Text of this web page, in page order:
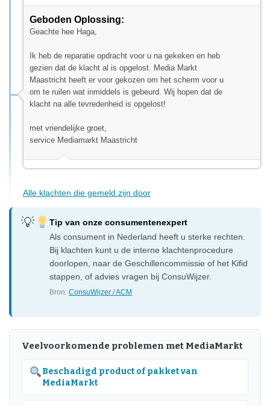
Geboden Oplossing:
Geachte hee Haga,
Ik heb de reparatie opdracht voor u na gekeken en heb
gezien dat de klacht al is opgelost. Media Markt
Maastricht heeft er voor gekozen om het scherm voor u
om te ruilen wat inmiddels is gebeurd. Wij hopen dat de
klacht na alle tevredenheid is opgelost!
met vriendelijke groet,
service Mediamarkt Maastricht
Alle klachten die gemeld zijn door
Tip van onze consumentenexpert
Als consument in Nederland heeft u sterke rechten.
Bij klachten kunt u de interne klachtenprocedure
doorlopen, naar de Geschillencommissie of het Kifid
stappen, of advies vragen bij ConsuWijzer.
Bron:ConsuWijzer / ACM
Veelvoorkomende problemen met MediaMarkt
Beschadigd product of pakket van
MediaMarkt